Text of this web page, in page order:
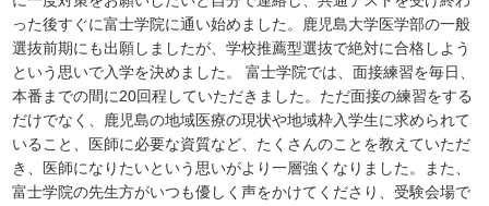
った後すぐに富士学院に通い始めました。鹿児島大学医学部の一般
選抜前期にも出願しましたが、学校推薦型選抜で絶対に合格しよう
という思いで入学を決めました。 富士学院では、面接練習を毎日、
本番までの間に20回程していただきました。ただ面接の練習をする
だけでなく、鹿児島の地域医療の現状や地域枠入学生に求められて
いること、医師に必要な資質など、たくさんのことを教えていただ
き、医師になりたいという思いがより一層強くなりました。また、
富士学院の先生方がいつも優しく声をかけてくださり、受験会場で